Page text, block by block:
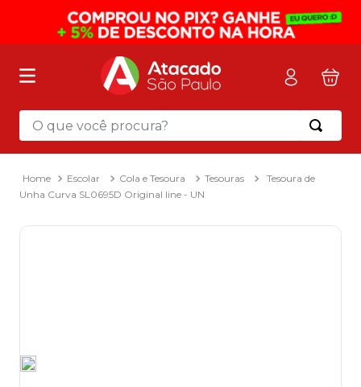
O que você procura?
Escolar Cola e Tesoura Tesouras
Tesoura de
Unha Curva SL0695D Original line - UN
Termos mais buscados
mochila
2º sacola
3º mala
8